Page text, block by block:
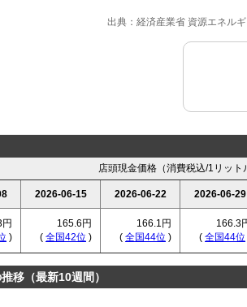
出典：経済産業省 資源エネル
店頭現金価格（消費税込/1リット
2026-06-15 2026-06-22 2026-06-29
)
165.6円
( 全国42位 )
166.1円
( 全国44位 )
166.3
( 全国44位
移（最新10週間）